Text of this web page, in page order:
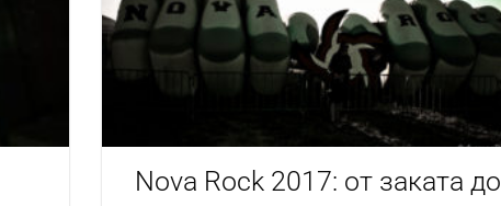
Nova Rock 2017: от заката до